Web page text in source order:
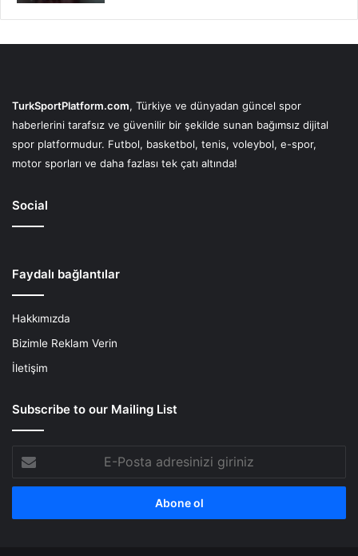
TurkSportPlatform.com, Türkiye ve dünyadan güncel spor
haberlerini tarafsız ve güvenilir bir şekilde sunan bağımsız dijital
spor platformudur. Futbol, basketbol, tenis, voleybol, e-spor,
motor sporları ve daha fazlası tek çatı altında!
Social
Faydalı bağlantılar
Hakkımızda
Bizimle Reklam Verin
İletişim
Subscribe to our Mailing List
Posta
adresinizi